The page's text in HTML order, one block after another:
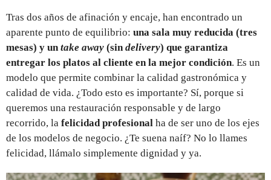
Tras dos años de afinación y encaje, han encontrado un
aparente punto de equilibrio: una sala muy reducida (tres
mesas) y untake away (sindelivery) que garantiza
entregar los platos al cliente en la mejor condición. Es un
modelo que permite combinar la calidad gastronómica y
calidad de vida. ¿Todo esto es importante? Sí, porque si
queremos una restauración responsable y de largo
recorrido, la felicidad profesional ha de ser uno de los ejes
de los modelos de negocio. ¿Te suena naíf? No lo llames
felicidad, llámalo simplemente dignidad y ya.